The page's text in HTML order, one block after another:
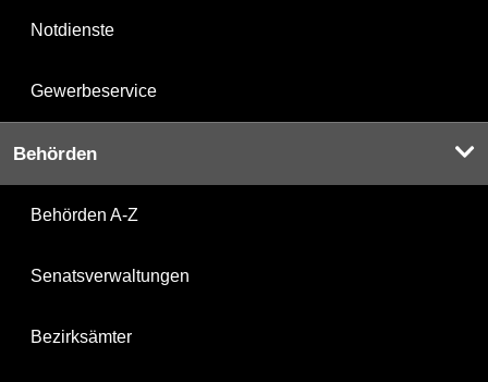
Notdienste
Gewerbeservice
Behörden
Behörden A-Z
Senatsverwaltungen
Bezirksämter